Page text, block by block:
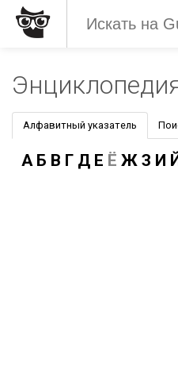
Алфавитный указатель
А Б В Г Д Е Ё Ж З И